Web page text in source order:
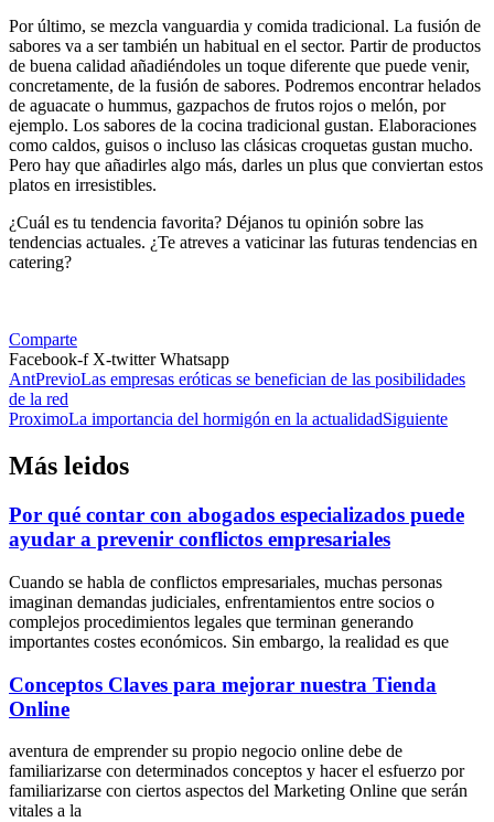
Por último, se mezcla vanguardia y comida tradicional. La fusión de
sabores va a ser también un habitual en el sector. Partir de productos
de buena calidad añadiéndoles un toque diferente que puede venir,
concretamente, de la fusión de sabores. Podremos encontrar helados
de aguacate o hummus, gazpachos de frutos rojos o melón, por
ejemplo. Los sabores de la cocina tradicional gustan. Elaboraciones
como caldos, guisos o incluso las clásicas croquetas gustan mucho.
Pero hay que añadirles algo más, darles un plus que conviertan estos
platos en irresistibles.
¿Cuál es tu tendencia favorita? Déjanos tu opinión sobre las
tendencias actuales. ¿Te atreves a vaticinar las futuras tendencias en
catering?
Comparte
Facebook-f X-twitter Whatsapp
AntPrevioLas empresas eróticas se benefician de las posibilidades
de la red
ProximoLa importancia del hormigón en la actualidadSiguiente
Más leidos
Por qué contar con abogados especializados puede
ayudar a prevenir conflictos empresariales
Cuando se habla de conflictos empresariales, muchas personas
imaginan demandas judiciales, enfrentamientos entre socios o
complejos procedimientos legales que terminan generando
importantes costes económicos. Sin embargo, la realidad es que
Conceptos Claves para mejorar nuestra Tienda
Online
aventura de emprender su propio negocio online debe de
familiarizarse con determinados conceptos y hacer el esfuerzo por
familiarizarse con ciertos aspectos del Marketing Online que serán
vitales a la